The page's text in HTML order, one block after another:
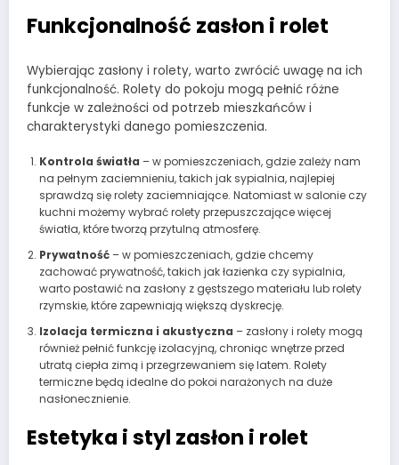
Funkcjonalność zasłon i rolet
Wybierając zasłony i rolety, warto zwrócić uwagę na ich
funkcjonalność. Rolety do pokoju mogą pełnić różne
funkcje w zależności od potrzeb mieszkańców i
charakterystyki danego pomieszczenia.
Kontrola światła – w pomieszczeniach, gdzie zależy nam
na pełnym zaciemnieniu, takich jak sypialnia, najlepiej
sprawdzą się rolety zaciemniające. Natomiast w salonie czy
kuchni możemy wybrać rolety przepuszczające więcej
światła, które tworzą przytulną atmosferę.
Prywatność– w pomieszczeniach, gdzie chcemy
zachować prywatność, takich jak łazienka czy sypialnia,
warto postawić na zasłony z gęstszego materiału lub rolety
rzymskie, które zapewniają większą dyskrecję.
Izolacja termiczna i akustyczna – zasłony i rolety mogą
również pełnić funkcję izolacyjną, chroniąc wnętrze przed
utratą ciepła zimą i przegrzewaniem się latem. Rolety
termiczne będą idealne do pokoi narażonych na duże
nasłonecznienie.
Estetyka i styl zasłon i rolet